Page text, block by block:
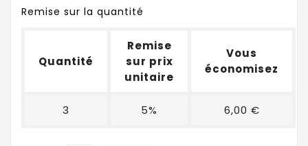
Remise sur la quantité
Quantité
Remise
sur prix
unitaire
Vous
économisez
3 5% 6,00 €